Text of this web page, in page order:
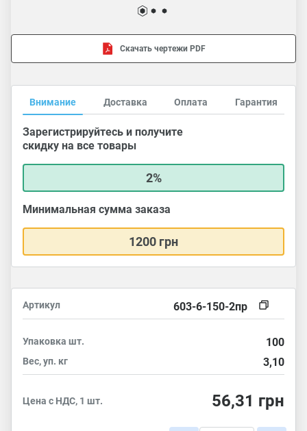
Скачать чертежи PDF
Внимание Доставка Оплата Гарантия
Зарегистрируйтесь и получите
скидку на все товары
2%
Минимальная сумма заказа
1200 грн
Артикул 603-6-150-2пр
Упаковка шт. 100
Вес, уп. кг 3,10
Цена с НДС, 1 шт. 56,31 грн